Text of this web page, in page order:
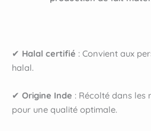
✔ Halal certifié : Convient aux
halal.
✔ Origine Inde : Récolté dans les
pour une qualité optimale.